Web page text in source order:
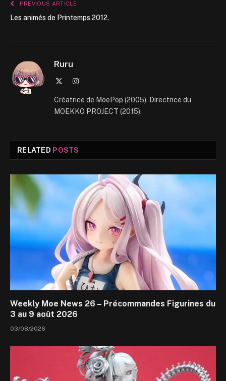
PREVIOUS ARTICLE
Les animés de Printemps 2012.
Ruru
Instagram
Créatrice de MoePop (2005). Directrice du
MOEKKO PROJECT (2015).
RELATED POSTS
Weekly Moe News 26 – Précommandes Figurines du
3 au 9 août 2026
03/08/2026